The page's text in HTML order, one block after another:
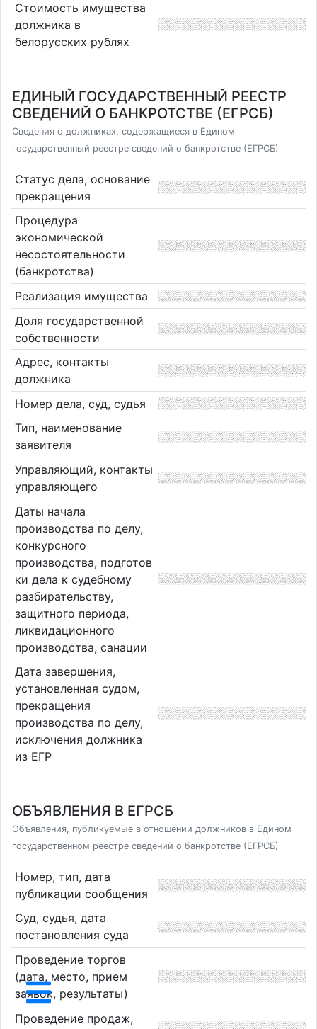
Стоимость имущества
должника в
белорусских рублях
ЕДИНЫЙ ГОСУДАРСТВЕННЫЙ РЕЕСТР
СВЕДЕНИЙ О БАНКРОТСТВЕ (ЕГРСБ)
Сведения о должниках, содержащиеся в Едином
государственный реестре сведений о банкротстве (ЕГРСБ)
Статус дела, основание
прекращения
Процедура
экономической
несостоятельности
(банкротства)
Реализация имущества
Доля государственной
собственности
Адрес, контакты
должника
Номер дела, суд, судья
Тип, наименование
заявителя
Управляющий, контакты
управляющего
Даты начала
производства по делу,
конкурсного
производства, подготов
ки дела к судебному
разбирательству,
защитного периода,
ликвидационного
производства, санации
Дата завершения,
установленная судом,
прекращения
производства по делу,
исключения должника
из ЕГР
ОБЪЯВЛЕНИЯ В ЕГРСБ
Объявления, публикуемые в отношении должников в Едином
государственном реестре сведений о банкротстве (ЕГРСБ)
Номер, тип, дата
публикации сообщения
Суд, судья, дата
постановления суда
Проведение торгов
(дата, место, прием
заявок, результаты)
Проведение продаж,